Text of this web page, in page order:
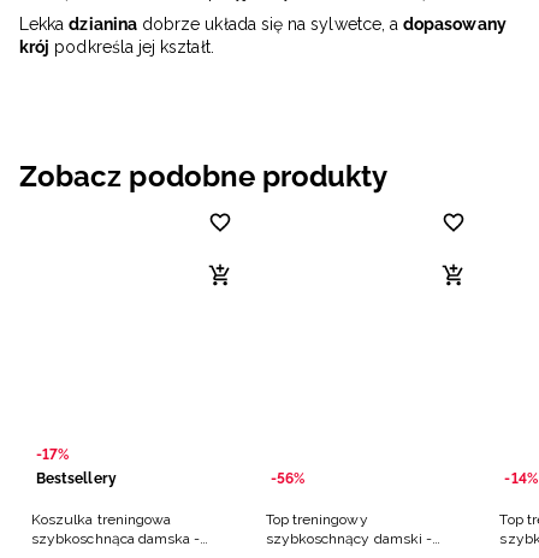
Lekkadzianinadobrze układa się na sylwetce, adopasowany
krój podkreśla jej kształt.
Zobacz podobne produkty
-17%
Bestsellery
Koszulka treningowa
szybkoschnąca damska -
-56%
Top treningowy
szybkoschnący damski -
-14%
Top